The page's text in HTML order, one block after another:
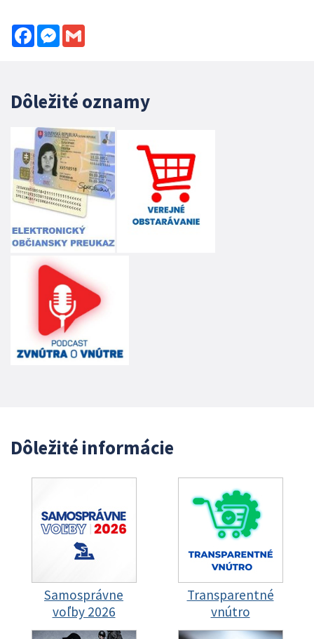
FacebookMessenger
Dôležité oznamy
Dôležité informácie
Samosprávne
voľby 2026
Transparentné
vnútro